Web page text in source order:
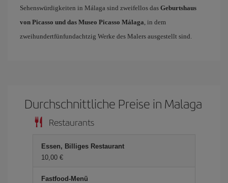
Sehenswürdigkeiten in Málaga sind zweifellos das Geburtshaus
von Picasso und das Museo Picasso Málaga, in dem
zweihundertfünfundachtzig Werke des Malers ausgestellt sind.
Durchschnittliche Preise in Malaga
Restaurants
Essen, Billiges Restaurant
10,00 €
Fastfood-Menü